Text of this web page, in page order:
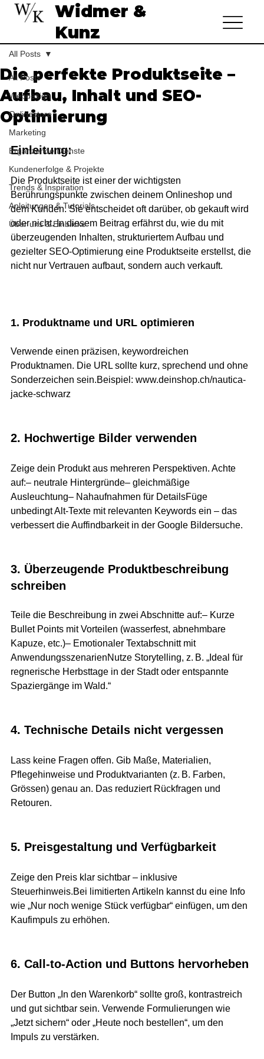
Widmer &
Kunz
All Posts
Webdesign
Onlinestore
Marketing
Ergänzende Dienste
Kundenerfolge & Projekte
Trends & Inspiration
Anleitungen & Tutorials
Über uns & Einblicke
All Posts
Die perfekte Produktseite –
Aufbau, Inhalt und SEO-
Optimierung
Einleitung:
Die Produktseite ist einer der wichtigsten
Berührungspunkte zwischen deinem Onlineshop und
dem Kunden. Sie entscheidet oft darüber, ob gekauft wird
oder nicht. In diesem Beitrag erfährst du, wie du mit
überzeugenden Inhalten, strukturiertem Aufbau und
gezielter SEO-Optimierung eine Produktseite erstellst, die
nicht nur Vertrauen aufbaut, sondern auch verkauft.
1. Produktname und URL optimieren
Verwende einen präzisen, keywordreichen
Produktnamen. Die URL sollte kurz, sprechend und ohne
Sonderzeichen sein.Beispiel: www.deinshop.ch/nautica-
jacke-schwarz
2. Hochwertige Bilder verwenden
Zeige dein Produkt aus mehreren Perspektiven. Achte
auf:– neutrale Hintergründe– gleichmäßige
Ausleuchtung– Nahaufnahmen für DetailsFüge
unbedingt Alt-Texte mit relevanten Keywords ein – das
verbessert die Auffindbarkeit in der Google Bildersuche.
3. Überzeugende Produktbeschreibung
schreiben
Teile die Beschreibung in zwei Abschnitte auf:– Kurze
Bullet Points mit Vorteilen (wasserfest, abnehmbare
Kapuze, etc.)– Emotionaler Textabschnitt mit
AnwendungsszenarienNutze Storytelling, z. B. „Ideal für
regnerische Herbsttage in der Stadt oder entspannte
Spaziergänge im Wald.“
4. Technische Details nicht vergessen
Lass keine Fragen offen. Gib Maße, Materialien,
Pflegehinweise und Produktvarianten (z. B. Farben,
Grössen) genau an. Das reduziert Rückfragen und
Retouren.
5. Preisgestaltung und Verfügbarkeit
Zeige den Preis klar sichtbar – inklusive
Steuerhinweis.Bei limitierten Artikeln kannst du eine Info
wie „Nur noch wenige Stück verfügbar“ einfügen, um den
Kaufimpuls zu erhöhen.
6. Call-to-Action und Buttons hervorheben
Der Button „In den Warenkorb“ sollte groß, kontrastreich
und gut sichtbar sein. Verwende Formulierungen wie
„Jetzt sichern“ oder „Heute noch bestellen“, um den
Impuls zu verstärken.